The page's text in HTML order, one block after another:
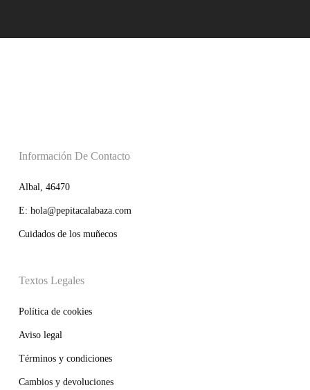
Información De Contacto
Albal, 46470
E: hola@pepitacalabaza.com
Cuidados de los muñecos
Textos Legales
Política de cookies
Aviso legal
Términos y condiciones
Cambios y devoluciones